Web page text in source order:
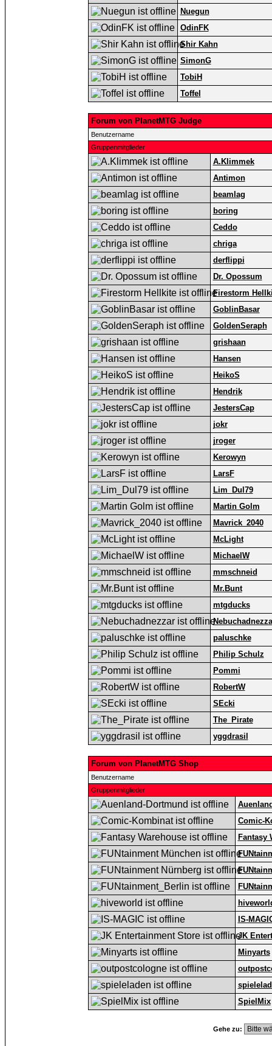
Nuegun
OdinFK
Shir Kahn
SimonG
TobiH
Toffel
Forum von PlanetMTG Judge
Benutzername
Gruppenmitglieder
A.Klimmek
Antimon
beamlag
boring
Ceddo
chriga
derflippi
Dr. Opossum
Firestorm
GoblinBasar
GoldenSeraph
grishaan
Hansen
HeikoS
Hendrik
JestersCap
jokr
jroger
Kerowyn
LarsF
Lim_Dul79
Martin Golm
Mavrick_2040
McLight
MichaelW
mmschneid
Mr.Bunt
mtgducks
paluschke
Philip Schulz
Pommi
RobertW
SEcki
The_Pirate
yggdrasil
Forum von PlanetMTG Shop
Benutzername
Gruppenmitglieder
Comic-
Fantasy
IS-
JK
Minyarts
SpielMix
Gehe zu: